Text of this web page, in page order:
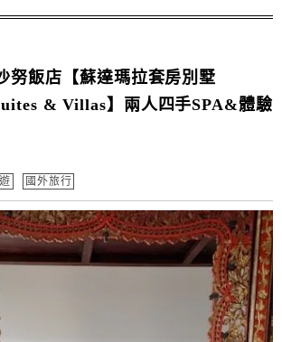
努飯店【蘇達瑪拉套房別墅
& Villas】兩人四手SPA&體驗
國外旅行